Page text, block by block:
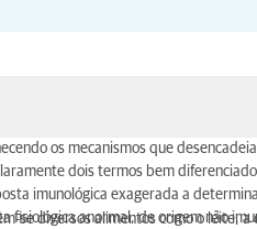
os mecanismos que
dois termos bem
imunológica exagerada a
fisiológica anormal, de origem não
se diversos alimentos como o leite,